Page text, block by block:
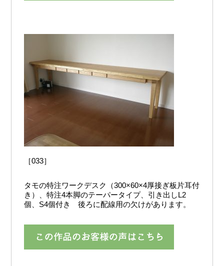
［033］
タモの特注ワークデスク（300×60×4厚接ぎ板片耳付
き）、特注4本脚のテーパータイプ、引き出しL2
個、S4個付き 後ろに配線用の欠けがあります。